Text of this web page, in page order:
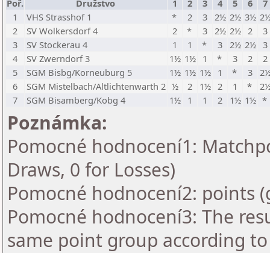
Poř. Družstvo 1 2 3 4 5 6
7
1
VHS Strasshof 1 * 2 3 2½ 2½ 3½
2
SV Wolkersdorf 4 2 * 3 2½ 2½ 2
3
3
SV Stockerau 4 1 1 * 3 2½ 2½ 3
4
SV Zwerndorf 3 1½ 1½ 1 * 3 2
2
5
SGM Bisbg/Korneuburg 5 1½ 1½ 1½ 1 * 3
6
SGM Mistelbach/Altlichtenwarth 2 ½ 2 1½ 2 1 *
7
SGM Bisamberg/Kobg 4 1½ 1 1 2 1½ 1½ *
Poznámka:
Pomocné hodnocení1:
Draws, 0 for Losses)
Pomocné hodnocení2: points
Pomocné hodnocení3: The
same point group according